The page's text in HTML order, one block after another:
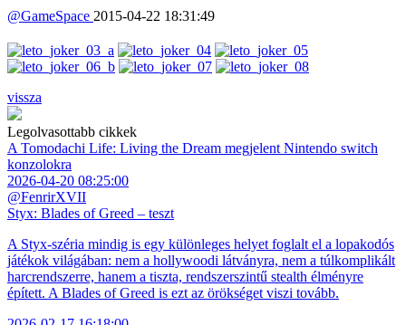
@GameSpace 2015-04-22 18:31:49
vissza
Legolvasottabb cikkek
A Tomodachi Life: Living the Dream megjelent Nintendo switch
konzolokra
2026-04-20 08:25:00
@FenrirXVII
Styx: Blades of Greed – teszt
A Styx-széria mindig is egy különleges helyet foglalt el a lopakodós
játékok világában: nem a hollywoodi látványra, nem a túlkomplikált
harcrendszerre, hanem a tiszta, rendszerszintű stealth élményre
épített. A Blades of Greed is ezt az örökséget viszi tovább.